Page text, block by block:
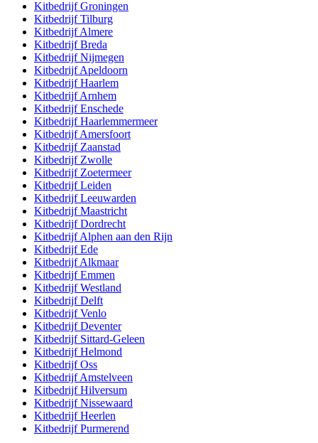
KitbedrijfGroningen
KitbedrijfTilburg
KitbedrijfAlmere
KitbedrijfBreda
KitbedrijfNijmegen
KitbedrijfApeldoorn
KitbedrijfHaarlem
KitbedrijfArnhem
KitbedrijfEnschede
KitbedrijfHaarlemmermeer
KitbedrijfAmersfoort
Kitbedrijf Zaanstad
Kitbedrijf Zwolle
Kitbedrijf Zoetermeer
KitbedrijfLeiden
KitbedrijfLeeuwarden
KitbedrijfMaastricht
KitbedrijfDordrecht
KitbedrijfAlphen aan den Rijn
KitbedrijfEde
KitbedrijfAlkmaar
KitbedrijfEmmen
KitbedrijfWestland
KitbedrijfDelft
KitbedrijfVenlo
KitbedrijfDeventer
Kitbedrijf Sittard-Geleen
KitbedrijfHelmond
KitbedrijfOss
KitbedrijfAmstelveen
KitbedrijfHilversum
KitbedrijfNissewaard
KitbedrijfHeerlen
KitbedrijfPurmerend